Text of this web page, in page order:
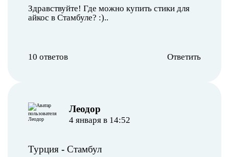
Здравствуйте! Где можно купить стики для
айкос в Стамбуле? :)..
10 ответов Ответить
Леодор
4 января в 14:52
Турция - Стамбул